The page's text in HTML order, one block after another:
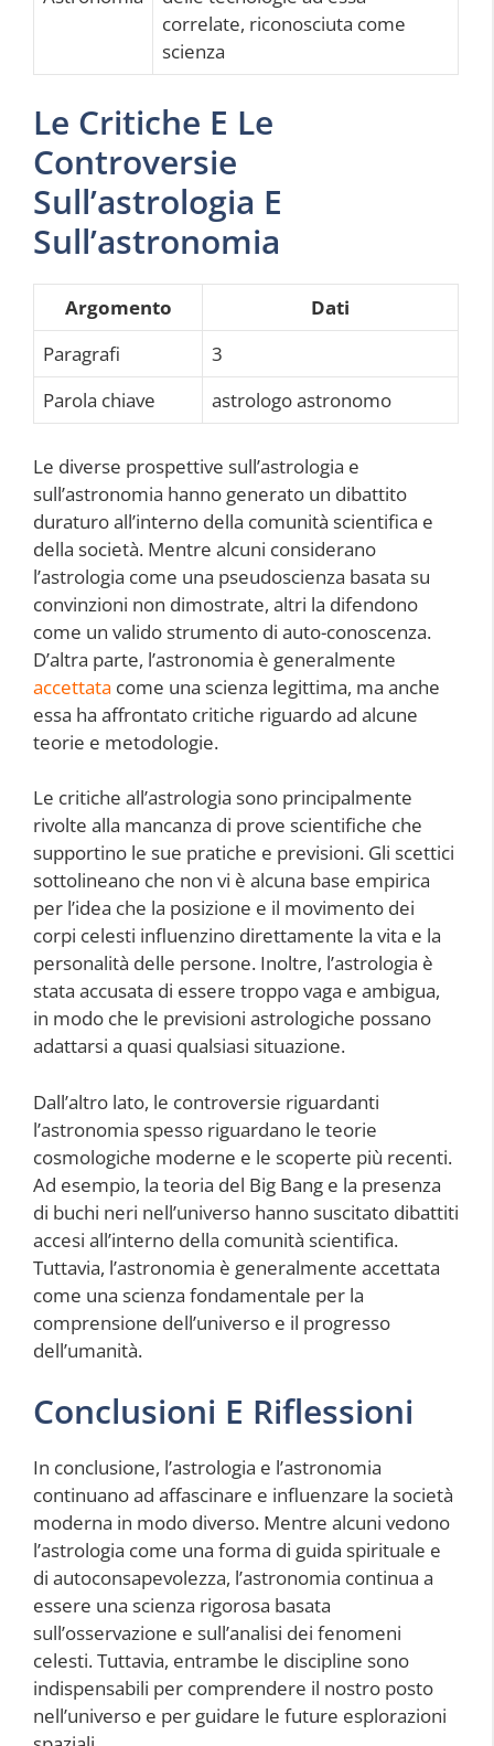
correlate, riconosciuta come
scienza
Le Critiche E Le
Controversie
Sull’astrologia E
Sull’astronomia
Argomento
Dati
Paragrafi
3
Parola chiave
astrologo astronomo
Le diverse prospettive sull’astrologia e
sull’astronomia hanno generato un dibattito
duraturo all’interno della comunità scientifica e
della società. Mentre alcuni considerano
l’astrologia come una pseudoscienza basata su
convinzioni non dimostrate, altri la difendono
come un valido strumento di auto-conoscenza.
D’altra parte, l’astronomia è generalmente
accettata come una scienza legittima, ma anche
essa ha affrontato critiche riguardo ad alcune
teorie e metodologie.
Le critiche all’astrologia sono principalmente
rivolte alla mancanza di prove scientifiche che
supportino le sue pratiche e previsioni. Gli scettici
sottolineano che non vi è alcuna base empirica
per l’idea che la posizione e il movimento dei
corpi celesti influenzino direttamente la vita e la
personalità delle persone. Inoltre, l’astrologia è
stata accusata di essere troppo vaga e ambigua,
in modo che le previsioni astrologiche possano
adattarsi a quasi qualsiasi situazione.
Dall’altro lato, le controversie riguardanti
l’astronomia spesso riguardano le teorie
cosmologiche moderne e le scoperte più recenti.
Ad esempio, la teoria del Big Bang e la presenza
di buchi neri nell’universo hanno suscitato dibattiti
accesi all’interno della comunità scientifica.
Tuttavia, l’astronomia è generalmente accettata
come una scienza fondamentale per la
comprensione dell’universo e il progresso
dell’umanità.
Conclusioni E Riflessioni
In conclusione, l’astrologia e l’astronomia
continuano ad affascinare e influenzare la società
moderna in modo diverso. Mentre alcuni vedono
l’astrologia come una forma di guida spirituale e
di autoconsapevolezza, l’astronomia continua a
essere una scienza rigorosa basata
sull’osservazione e sull’analisi dei fenomeni
celesti. Tuttavia, entrambe le discipline sono
indispensabili per comprendere il nostro posto
nell’universo e per guidare le future esplorazioni